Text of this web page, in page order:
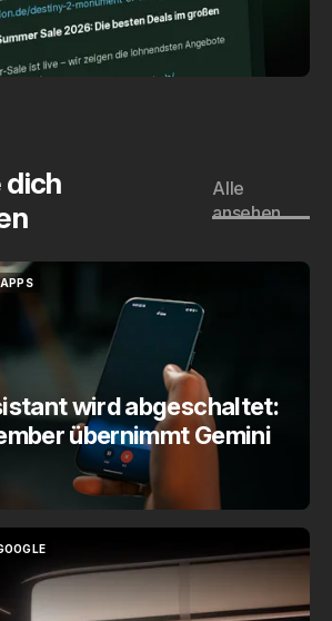
dich
Alle
ansehen
wird abgeschaltet:
übernimmt Gemini